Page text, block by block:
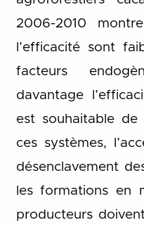
2006-2010
l’efficacité sont
facteurs
davantage
est souhaitable de
ces systèmes,
désenclavement
les formations en
producteurs